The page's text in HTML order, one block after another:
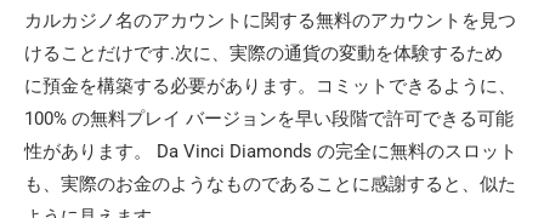
カルカジノ名のアカウントに関する無料のアカウントを見つ
けることだけです.次に、実際の通貨の変動を体験するため
に預金を構築する必要があります。コミットできるように、
100% の無料プレイ バージョンを早い段階で許可できる可能
性があります。 Da Vinci Diamonds の完全に無料のスロット
も、実際のお金のようなものであることに感謝すると、似た